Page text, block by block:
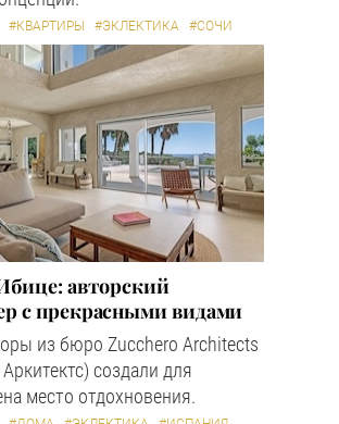
#КВАРТИРЫ #ЭКЛЕКТИКА #СОЧИ
авторский
с прекрасными видами
из бюро Zucchero Architects
создали для
место отдохновения.